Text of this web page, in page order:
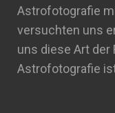
Astrofotografie
versuchten uns
uns diese Art der
Astrofotografie